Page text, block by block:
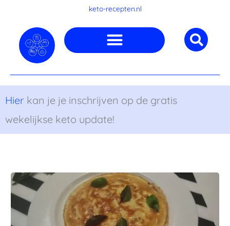
inhoud
keto-recepten.nl
Hier kan je je inschrijven op de gratis
wekelijkse keto update!